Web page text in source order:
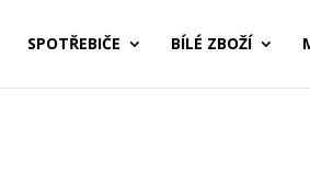
SPOTŘEBIČE BÍLÉ ZBOŽÍ